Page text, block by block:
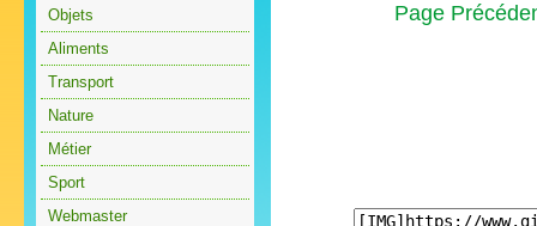
Objets
Aliments
Transport
Nature
Métier
Sport
Webmaster
Page